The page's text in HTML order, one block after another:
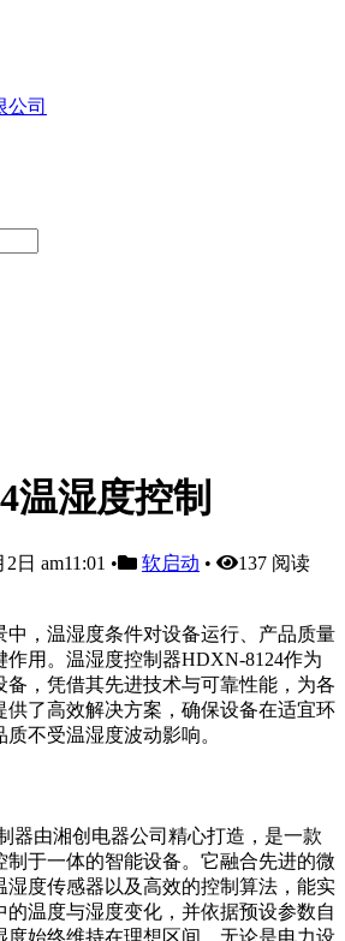
温湿度控制
日 am11:01 • 软启动 • 137 阅读
中，温湿度条件对设备运行、产品质量
作用。温湿度控制器HDXN-8124作为
备，凭借其先进技术与可靠性能，为各
供了高效解决方案，确保设备在适宜环
不受温湿度波动影响。
器由湘创电器公司精心打造，是一款
制于一体的智能设备。它融合先进的微
湿度传感器以及高效的控制算法，能实
的温度与湿度变化，并依据预设参数自
度始终维持在理想区间。无论是电力设